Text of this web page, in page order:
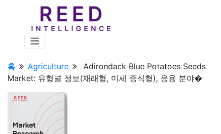
홈 Agriculture
Adirondack Blue Potatoes Seeds
Market: 유형별 정보(재래형, 미세 증식형), 응용 분야�